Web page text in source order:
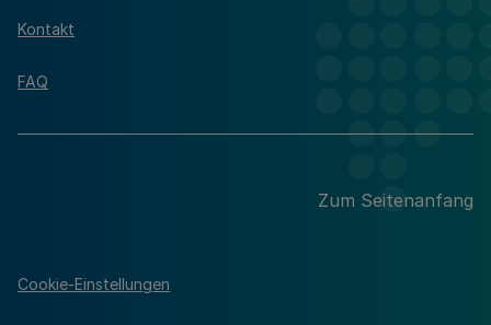
Kontakt
FAQ
Zum Seitenanfang
Cookie-Einstellungen